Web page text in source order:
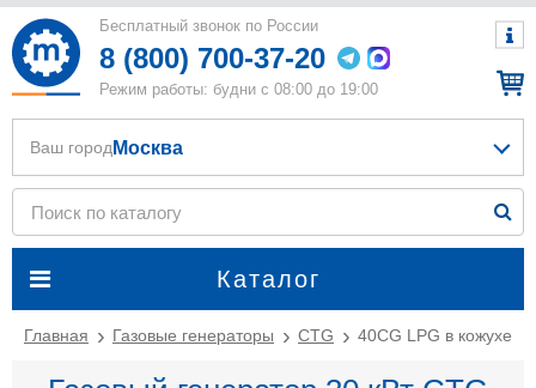
Бесплатный звонок по России
8 (800) 700-37-20
Режим работы: будни с 08:00 до 19:00
Каталог
Ваш город Москва
Главная Газовые генераторы CTG 40CG LPG в кожухе